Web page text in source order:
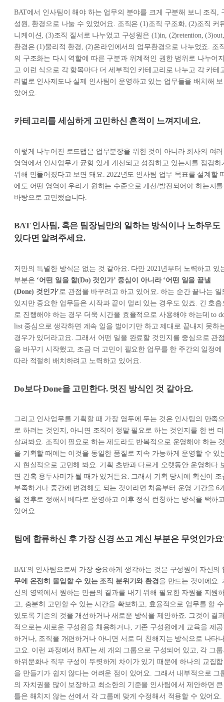
BAT에서 인사팀이 해야 하는 업무의 분야를 크게 구분해 보니 조직,
성원, 환경으로 나눌 수 있었어요. 조직은 (1)조직 구조화, (2)조직 커
니케이션, (3)조직 질서로 나누었고 구성원은 (1)in, (2)retention, (3)out,
환경은 (1)물리적 환경, (2)온라인에서의 업무환경으로 나누었죠. 조
의 구조화는 다시 역할에 따른 구분과 위계적인 권한 범위로 나누어
고 이런 식으로 각 항목마다 더 세부적인 카테고리로 나누고 각 카테
리별로 인사제도나 실제 인사팀이 운영하고 있는 업무들을 배치해 보
았어요.
카테고리를 세심하게 고민하신 흔적이 느껴지네요.
이렇게 나누어진 로드맵은 업무분장을 위한 것이 아니라 회사의 여러
영역에서 인사업무가 균형 있게 개선되고 성장하고 있는지를 점검하
위해 만들어졌다고 보면 돼요. 2022년도 인사팀 업무 목표를 설계할
에도 어떤 영역이 우리가 원하는 수준으로 개선/발전되어야 하는지를
바탕으로 고민했습니다.
BAT 인사팀, 혹은 팀장님만의 일하는 방식이나 노하우도
있다면 알려주세요.
저만의 특별한 방식은 없는 것 같아요. 다만 2021년부터 노력하고 있
부분은 ‘어떤 일을 할(Do) 것인가’ 중심이 아니라 ‘어떤 일을 끝낼
(Done) 것인가’ 로 관점을 바꾸려고 하고 있어요. 하는 순간 끝나는 일
있지만 중요한 업무들은 시작과 끝이 멀리 있는 경우도 있죠. 긴 호흡
로 진행해야 하는 경우 더욱 시간을 효율적으로 사용해야 하는데 to
list 중심으로 생각하면 계속 일을 벌이기만 하고 제대로 끝내지 못하
경우가 있더라고요. 그래서 어떤 일을 완료할 것인지를 중심으로 관
을 바꾸기 시작했고, 조금 더 고민이 필요한 업무를 한 주간의 일정에
따라 적절히 배치하려고 노력하고 있어요.
Do보다 Done을 고민한다. 멋진 방식인 것 같아요.
그리고 인사업무를 기획할 때 가장 염두에 두는 것은 인사팀의 만족
로 하려는 것인지, 아니면 조직이 정말 필요로 하는 것인지를 한 번 더
살펴봐요. 조직이 필요로 하는 제도라도 반복적으로 운영해야 하는
을 기획할 때에는 이것을 동일한 품질로 지속 가능하게 운영할 수 있
지 현실적으로 고민해 봐요. 기획 초반과 다르게 오랫동안 운영하다
면 간혹 용두사미가 될 때가 있거든요. 그래서 기획 당시에 확신이 조
부족하거나 중간에 변경해도 되는 것이라면 처음부터 운영 기간을 6
월 전후로 정해서 베타로 운영하고 이후 정식 런칭하는 방식을 택하
있어요.
팀에 합류하신 후 가장 신경 쓰고 계신 부분은 무엇인가
BAT의 인사팀으로써 가장 중요하게 생각하는 것은 구성원이 자신의
무에 온전히 몰입할 수 있는 조직 분위기와 환경을 만드는 것이에요.
신의 영역에서 원하는 만큼의 결과를 내기 위해 필요한 자원을 지원
고, 충분히 고민할 수 있는 시간을 확보하고, 효율적으로 업무를 할 수
있도록 기존의 것을 개선하거나 새로운 방식을 제안하죠. 그것이 결
적으로는 새로운 구성원을 채용하거나, 기존 구성원에게 교육을 제공
하거나, 조직을 개편하거나 아니면 서로 더 친해지는 방식으로 나타
고요. 이런 과정에서 BAT는 세 개의 그룹으로 구성되어 있고, 각 그
하위문화나 직무 구성이 뚜렷하게 차이가 있기 때문에 하나의 교집합
을 만들기가 쉽지 않다는 어려운 점이 있어요. 그래서 내부적으로 그
의 자치권을 많이 보장하고 최소한의 기준을 인사팀에서 제안하면 큰
틀은 해치지 않는 선에서 각 그룹에 맞게 수정해서 적용할 수 있어요.